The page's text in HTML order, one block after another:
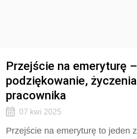
Przejście na emeryturę –
podziękowanie,
pracownika
07 kwi 2025
Przejście na emeryturę to jeden